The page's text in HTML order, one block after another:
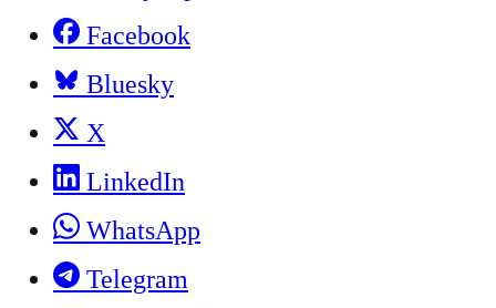
Facebook
Bluesky
X
LinkedIn
WhatsApp
Telegram